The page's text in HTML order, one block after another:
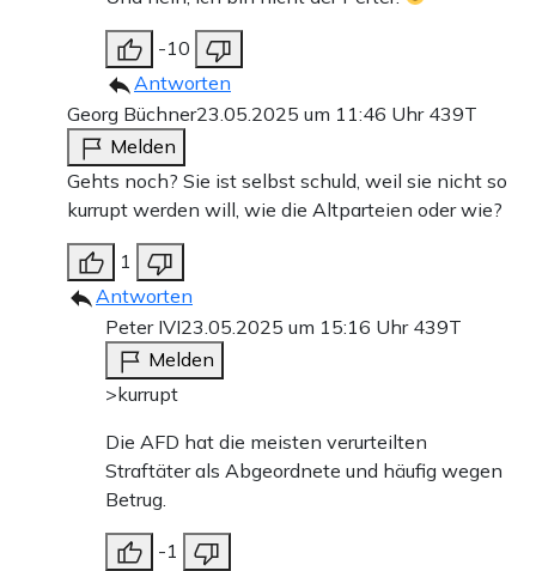
-10
Antworten
Georg Büchner23.05.2025 um 11:46 Uhr 439T
Melden
Gehts noch? Sie ist selbst schuld, weil sie nicht so
kurrupt werden will, wie die Altparteien oder wie?
1
Antworten
Peter IVI23.05.2025 um 15:16 Uhr 439T
Melden
>kurrupt
Die AFD hat die meisten verurteilten
Straftäter als Abgeordnete und häufig wegen
Betrug.
-1